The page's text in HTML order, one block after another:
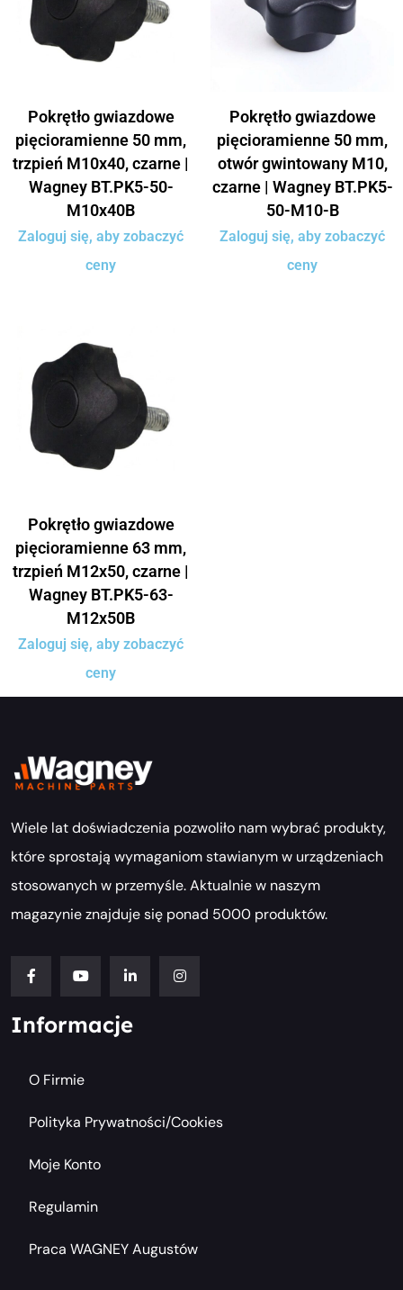
Pokrętło gwiazdowe
pięcioramienne 50 mm,
trzpień M10x40, czarne |
Wagney BT.PK5-50-
M10x40B
Zaloguj się, aby zobaczyć
ceny
Pokrętło gwiazdowe
pięcioramienne 50 mm,
otwór gwintowany M10,
czarne | Wagney BT.PK5-
50-M10-B
Zaloguj się, aby zobaczyć
ceny
Pokrętło gwiazdowe
pięcioramienne 63 mm,
trzpień M12x50, czarne |
Wagney BT.PK5-63-
M12x50B
Zaloguj się, aby zobaczyć
ceny
Wiele lat doświadczenia pozwoliło nam wybrać produkty,
które sprostają wymaganiom stawianym w urządzeniach
stosowanych w przemyśle. Aktualnie w naszym
magazynie znajduje się ponad 5000 produktów.
Informacje
O Firmie
Polityka Prywatności/cookies
Moje Konto
Regulamin
Praca WAGNEY Augustów